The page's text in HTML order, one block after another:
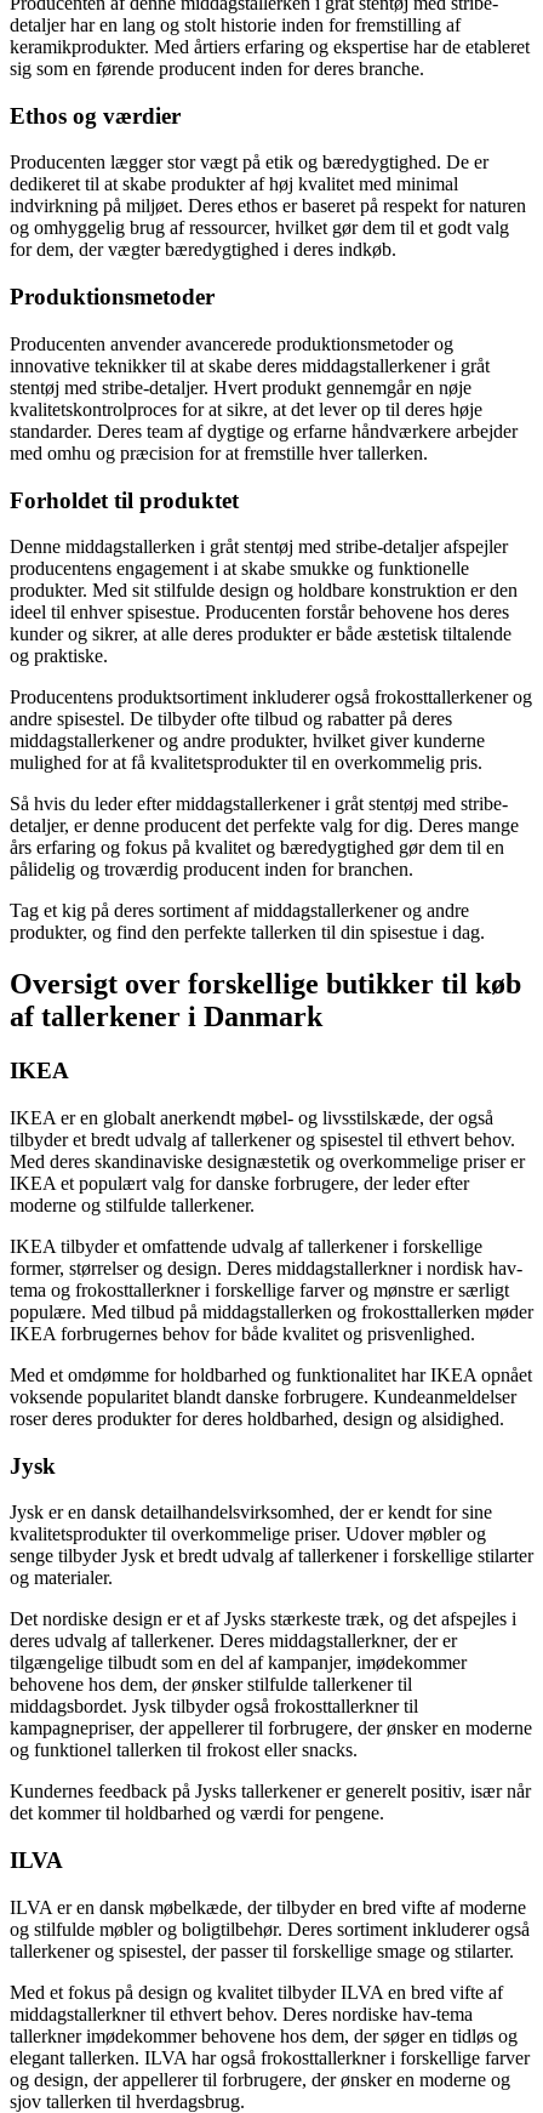
detaljer har en lang og stolt historie inden for fremstilling af
keramikprodukter. Med årtiers erfaring og ekspertise har de etableret
sig som en førende producent inden for deres branche.
Ethos og værdier
Producenten lægger stor vægt på etik og bæredygtighed. De er
dedikeret til at skabe produkter af høj kvalitet med minimal
indvirkning på miljøet. Deres ethos er baseret på respekt for naturen
og omhyggelig brug af ressourcer, hvilket gør dem til et godt valg
for dem, der vægter bæredygtighed i deres indkøb.
Produktionsmetoder
Producenten anvender avancerede produktionsmetoder og
innovative teknikker til at skabe deres middagstallerkener i gråt
stentøj med stribe-detaljer. Hvert produkt gennemgår en nøje
kvalitetskontrolproces for at sikre, at det lever op til deres høje
standarder. Deres team af dygtige og erfarne håndværkere arbejder
med omhu og præcision for at fremstille hver tallerken.
Forholdet til produktet
Denne middagstallerken i gråt stentøj med stribe-detaljer afspejler
producentens engagement i at skabe smukke og funktionelle
produkter. Med sit stilfulde design og holdbare konstruktion er den
ideel til enhver spisestue. Producenten forstår behovene hos deres
kunder og sikrer, at alle deres produkter er både æstetisk tiltalende
og praktiske.
Producentens produktsortiment inkluderer også frokosttallerkener og
andre spisestel. De tilbyder ofte tilbud og rabatter på deres
middagstallerkener og andre produkter, hvilket giver kunderne
mulighed for at få kvalitetsprodukter til en overkommelig pris.
Så hvis du leder efter middagstallerkener i gråt stentøj med stribe-
detaljer, er denne producent det perfekte valg for dig. Deres mange
års erfaring og fokus på kvalitet og bæredygtighed gør dem til en
pålidelig og troværdig producent inden for branchen.
Tag et kig på deres sortiment af middagstallerkener og andre
produkter, og find den perfekte tallerken til din spisestue i dag.
Oversigt over forskellige butikker til køb
af tallerkener i Danmark
IKEA
IKEA er en globalt anerkendt møbel- og livsstilskæde, der også
tilbyder et bredt udvalg af tallerkener og spisestel til ethvert behov.
Med deres skandinaviske designæstetik og overkommelige priser er
IKEA et populært valg for danske forbrugere, der leder efter
moderne og stilfulde tallerkener.
IKEA tilbyder et omfattende udvalg af tallerkener i forskellige
former, størrelser og design. Deres middagstallerkner i nordisk hav-
tema og frokosttallerkner i forskellige farver og mønstre er særligt
populære. Med tilbud på middagstallerken og frokosttallerken møder
IKEA forbrugernes behov for både kvalitet og prisvenlighed.
Med et omdømme for holdbarhed og funktionalitet har IKEA opnået
voksende popularitet blandt danske forbrugere. Kundeanmeldelser
roser deres produkter for deres holdbarhed, design og alsidighed.
Jysk
Jysk er en dansk detailhandelsvirksomhed, der er kendt for sine
kvalitetsprodukter til overkommelige priser. Udover møbler og
senge tilbyder Jysk et bredt udvalg af tallerkener i forskellige stilarter
og materialer.
Det nordiske design er et af Jysks stærkeste træk, og det afspejles i
deres udvalg af tallerkener. Deres middagstallerkner, der er
tilgængelige tilbudt som en del af kampanjer, imødekommer
behovene hos dem, der ønsker stilfulde tallerkener til
middagsbordet. Jysk tilbyder også frokosttallerkner til
kampagnepriser, der appellerer til forbrugere, der ønsker en moderne
og funktionel tallerken til frokost eller snacks.
Kundernes feedback på Jysks tallerkener er generelt positiv, især når
det kommer til holdbarhed og værdi for pengene.
ILVA
ILVA er en dansk møbelkæde, der tilbyder en bred vifte af moderne
og stilfulde møbler og boligtilbehør. Deres sortiment inkluderer også
tallerkener og spisestel, der passer til forskellige smage og stilarter.
Med et fokus på design og kvalitet tilbyder ILVA en bred vifte af
middagstallerkner til ethvert behov. Deres nordiske hav-tema
tallerkner imødekommer behovene hos dem, der søger en tidløs og
elegant tallerken. ILVA har også frokosttallerkner i forskellige farver
og design, der appellerer til forbrugere, der ønsker en moderne og
sjov tallerken til hverdagsbrug.